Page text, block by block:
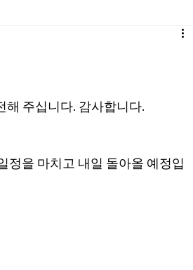
해 주십니다. 감사합니다.
정을 마치고 내일 돌아올 예정입